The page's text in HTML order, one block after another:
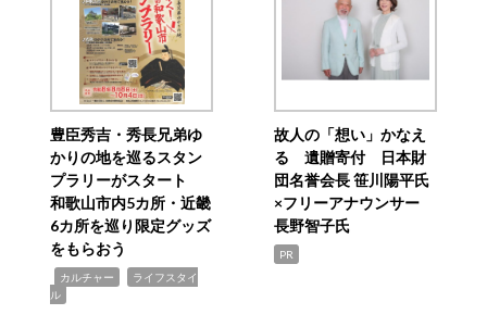
豊臣秀吉・秀長兄弟ゆ
かりの地を巡るスタン
プラリーがスタート
和歌山市内5カ所・近畿
6カ所を巡り限定グッズ
をもらおう
カルチャー
ライフスタイ
ル
故人の「想い」かなえ
る 遺贈寄付 日本財
団名誉会長 笹川陽平氏
×フリーアナウンサー
長野智子氏
PR